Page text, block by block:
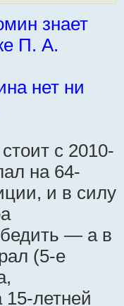
знает
П. А.
нет ни
с 2010-
на 64-
и в силу
— а в
(5-е
летней